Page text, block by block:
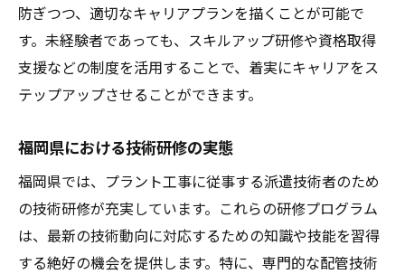
防ぎつつ、適切なキャリアプランを描くことが可能で
す。未経験者であっても、スキルアップ研修や資格取得
支援などの制度を活用することで、着実にキャリアをス
テップアップさせることができます。
福岡県における技術研修の実態
福岡県では、プラント工事に従事する派遣技術者のため
の技術研修が充実しています。これらの研修プログラム
は、最新の技術動向に対応するための知識や技能を習得
する絶好の機会を提供します。特に、専門的な配管技術